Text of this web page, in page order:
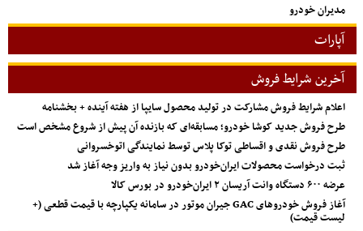
مدیران خودرو
آپارات
آخرین شرایط فروش
اعلام شرایط فروش مشارکت در تولید محصول سایپا از هفته آینده + بخشنامه
طرح فروش جدید کوشا خودرو؛ مسابقه‌ای که بازنده آن پیش از شروع مشخص است
طرح فروش نقدی و اقساطی توکا پلاس توسط نمایندگی اتوخسروانی
ثبت درخواست محصولات ایران‌خودرو بدون نیاز به واریز وجه آغاز شد
عرضه ۶۰۰ دستگاه وانت آریسان ۲ ایران‌خودرو در بورس کالا
آغاز فروش خودروهای GAC جیران موتور در سامانه یکپارچه با قیمت قطعی (+
لیست قیمت)